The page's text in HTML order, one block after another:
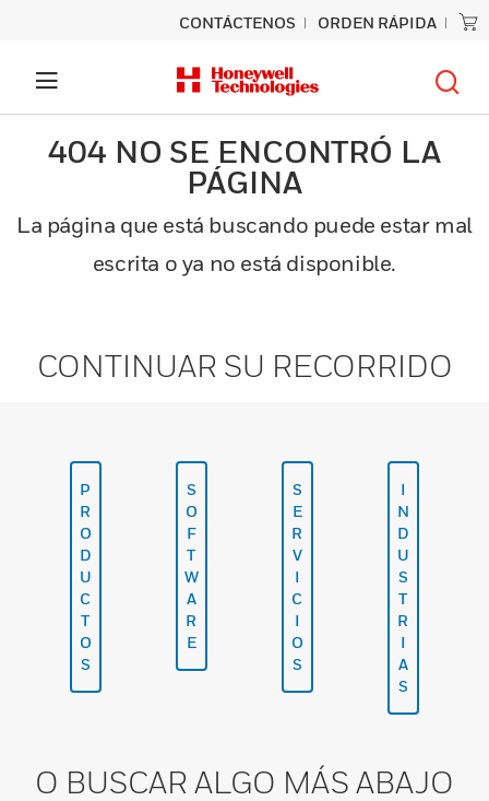
CONTÁCTENOS ORDEN RÁPIDA
404 NO SE ENCONTRÓ LA
PÁGINA
La página que está buscando puede estar mal
escrita o ya no está disponible.
CONTINUAR SU RECORRIDO
P
R
O
D
U
C
T
O
S
S
O
F
T
W
A
R
E
S
E
R
V
I
C
I
O
S
I
N
D
U
S
T
R
I
A
S
O BUSCAR ALGO MÁS ABAJO